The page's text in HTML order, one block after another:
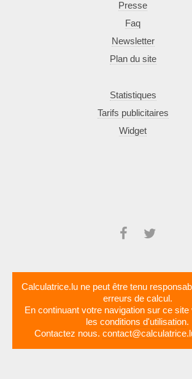
Presse
Faq
Newsletter
Plan du site
Statistiques
Tarifs publicitaires
Widget
Calculatrice.lu ne peut être tenu
erreurs de calcul.
En continuant votre navigation sur ce
les conditions d'utilisation.
Contactez nous.